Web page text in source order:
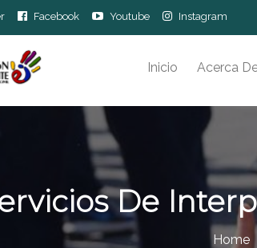
Facebook Youtube Instagram
Inicio Acerca
De
Home